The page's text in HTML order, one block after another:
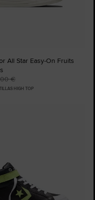
All Star Easy-On Fruits
€
HIGH TOP